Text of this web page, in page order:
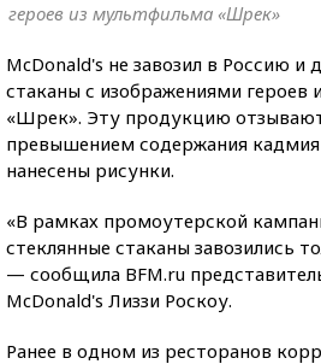
героев из мультфильма «Шрек»
McDonald's не завозил в Россию и
стаканы с изображениями героев
«Шрек». Эту продукцию
превышением содержания
нанесены рисунки.
«В рамках промоутерской
стеклянные стаканы завозились
— сообщила BFM.ru
McDonald's Лиззи Роскоу.
Ранее в одном из ресторанов